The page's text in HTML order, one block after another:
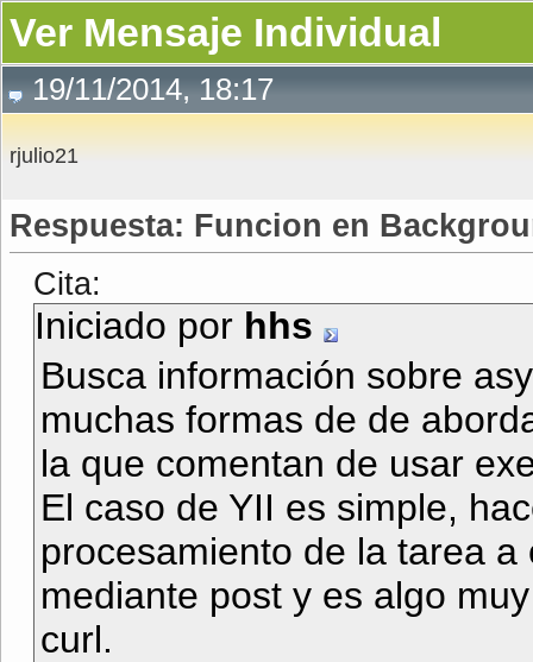
Ver Mensaje Individual
19/11/2014, 18:17
rjulio21
Respuesta: Funcion en
Cita:
Iniciado por hhs
Busca información sobre
muchas formas de de
la que comentan de usar
El caso de YII es simple,
procesamiento de la tarea
mediante post y es algo
curl.